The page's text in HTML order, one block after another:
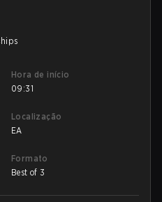
Hora de início
09:31
Localização
EA
Formato
Best of 3